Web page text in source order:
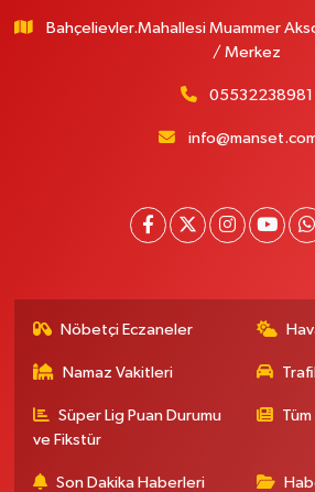
Bahçelievler.Mahallesi Muammer
/ Merkez
05532238981
Nöbetçi Eczaneler
Namaz Vakitleri
Süper Lig Puan Durumu
ve Fikstür
Son Dakika Haberleri